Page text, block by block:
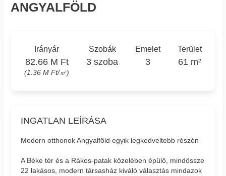
ANGYALFÖLD
Irányár
82.66 M Ft
(1.36 M Ft/㎡)
Szobák
3 szoba
Emelet
3
Terület
61 m²
INGATLAN LEÍRÁSA
Modern otthonok Angyalföld egyik legkedveltebb részén
A Béke tér és a Rákos-patak közelében épülő, mindössze
22 lakásos, modern társasház kiváló választás mindazok